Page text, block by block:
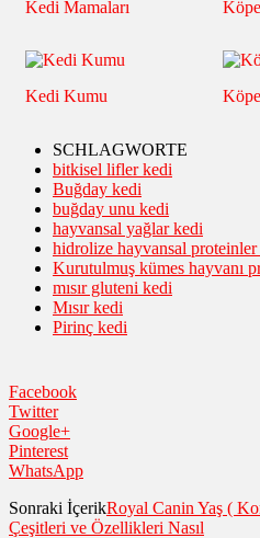
Kedi Mamaları
Kedi Kumu
SCHLAGWORTE
bitkisel lifler kedi
Buğday kedi
buğday unu kedi
hayvansal yağlar kedi
hidrolize hayvansal proteinler
Kurutulmuş kümes hayvanı
mısır gluteni kedi
Mısır kedi
Pirinç kedi
Facebook
Twitter
Google+
Pinterest
WhatsApp
Sonraki İçerikRoyal Canin Yaş (
Çeşitleri ve Özellikleri Nasıl